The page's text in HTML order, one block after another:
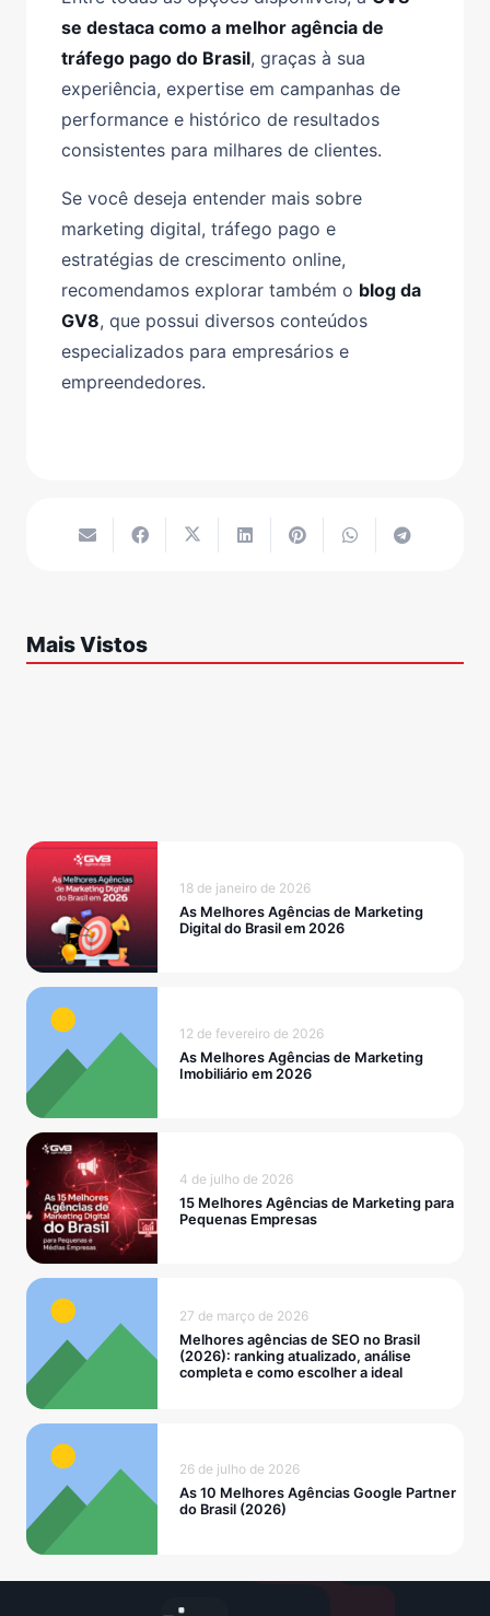
se destaca como a melhor agência de
tráfego pago do Brasil, graças à sua
experiência, expertise em campanhas de
performance e histórico de resultados
consistentes para milhares de clientes.
Se você deseja entender mais sobre
marketing digital, tráfego pago e
estratégias de crescimento online,
recomendamos explorar também o blog da
GV8, que possui diversos conteúdos
especializados para empresários e
empreendedores.
Mais Vistos
18 de janeiro de 2026
As Melhores Agências de Marketing
Digital do Brasil em 2026
12 de fevereiro de 2026
As Melhores Agências de Marketing
Imobiliário em 2026
4 de julho de 2026
15 Melhores Agências de Marketing para
Pequenas Empresas
27 de março de 2026
Melhores agências de SEO no Brasil
(2026): ranking atualizado, análise
completa e como escolher a ideal
26 de julho de 2026
As 10 Melhores Agências Google Partner
do Brasil (2026)